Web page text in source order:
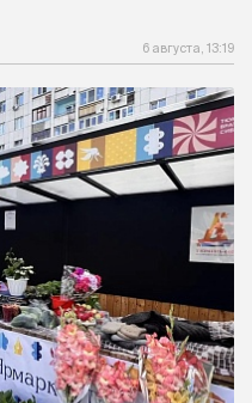
6 августа, 13:19